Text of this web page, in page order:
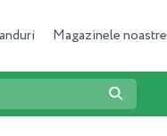
Magazinele noastre